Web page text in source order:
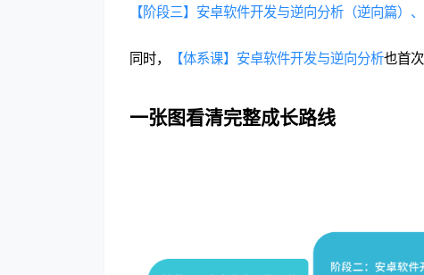
【阶段三】安卓软件开发与逆向分析（逆向篇）、
同时， 【体系课】安卓软件开发与逆向分析也首
一张图看清完整成长路线